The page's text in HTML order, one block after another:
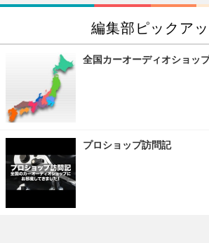
編集部ピックア
全国カーオーディオショッ
プロショップ訪問記